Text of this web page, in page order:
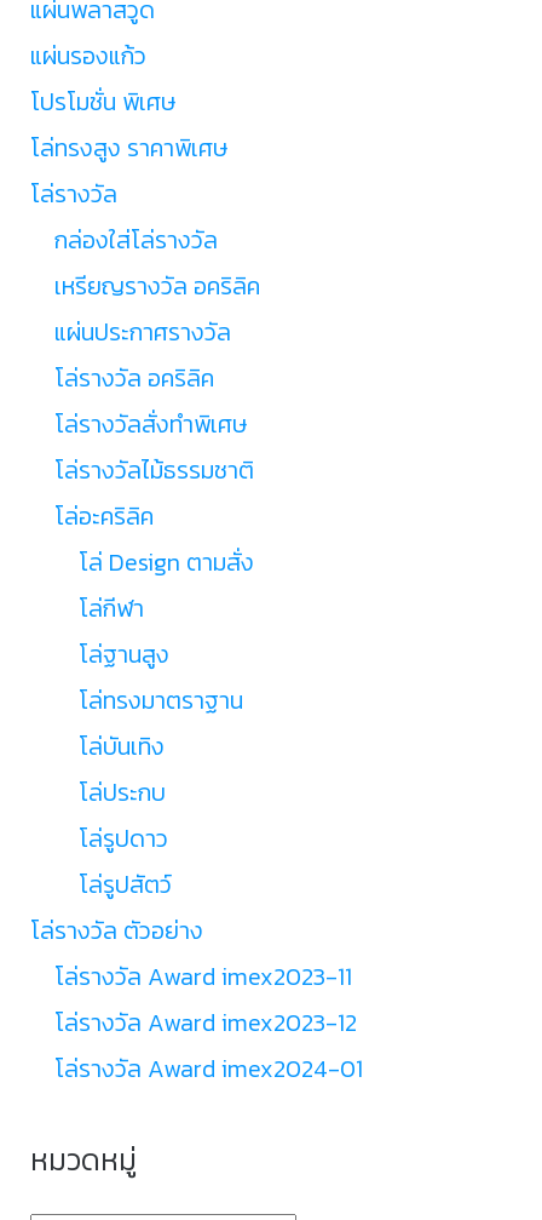
แผ่นพลาสวูด
แผ่นรองแก้ว
โปรโมชั่น พิเศษ
โล่ทรงสูง ราคาพิเศษ
โล่รางวัล
กล่องใส่โล่รางวัล
เหรียญรางวัล อคริลิค
แผ่นประกาศรางวัล
โล่รางวัล อคริลิค
โล่รางวัลสั่งทำพิเศษ
โล่รางวัลไม้ธรรมชาติ
โล่อะคริลิค
โล่ Design ตามสั่ง
โล่กีฬา
โล่ฐานสูง
โล่ทรงมาตราฐาน
โล่บันเทิง
โล่ประกบ
โล่รูปดาว
โล่รูปสัตว์
โล่รางวัล ตัวอย่าง
โล่รางวัล Award imex2023-11
โล่รางวัล Award imex2023-12
โล่รางวัล Award imex2024-01
หมวดหมู่